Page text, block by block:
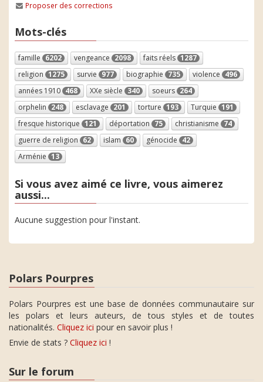
Proposer des corrections
Mots-clés
famille 6202 vengeance 2098 faits réels 1287
religion 1275 survie 977 biographie 735 violence 496
années 1910 468 XXe siècle 340 soeurs 264
orphelin 248 esclavage 201 torture 193 Turquie 191
fresque historique 121 déportation 75 christianisme 74
guerre de religion 62 islam 60 génocide 42
Arménie 13
Si vous avez aimé ce livre, vous aimerez
aussi...
Aucune suggestion pour l'instant.
Polars Pourpres
Polars Pourpres est une base de données communautaire sur
les polars et leurs auteurs, de tous styles et de toutes
nationalités. Cliquez ici pour en savoir plus !
Envie de stats ? Cliquez ici !
Sur le forum